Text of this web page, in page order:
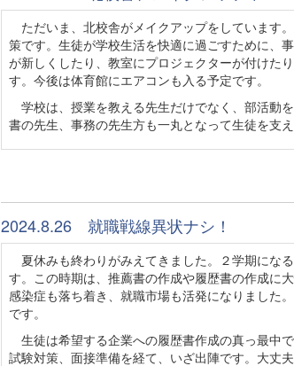
ただいま、北校舎がメイクアップをしています
策です。生徒が学校生活を快適に過ごすために、
が新しくしたり、教室にプロジェクターが付けた
す。今後は体育館にエアコンも入る予定です。
学校は、授業を教える先生だけでなく、部活動
書の先生、事務の先生方も一丸となって生徒を支え
2024.8.26 就職戦線異状ナシ！
夏休みも終わりがみえてきました。２学期にな
す。この時期は、推薦書の作成や履歴書の作成に
感染症も落ち着き、就職市場も活発になりました
です。
生徒は希望する企業への履歴書作成の真っ最中で
試験対策、面接準備を経て、いざ出陣です。大丈